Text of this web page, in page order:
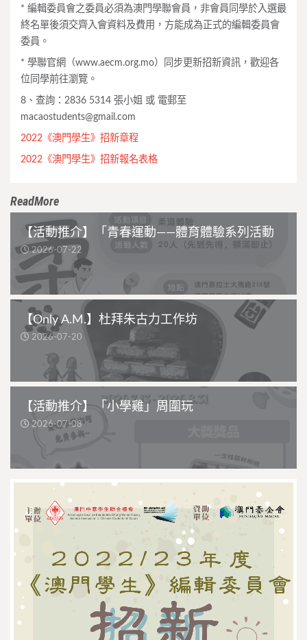
* 編輯委員會之委員必須為澳門學聯會員，非會員同學於入選最
終名單後須交齊入會資料及費用，方能成為正式的編輯委員會
委員。
* 學聯官網（www.aecm.org.mo）同步更新招新資訊，歡迎各
位同學前往瀏覽。
8、查詢：2836 5314 張小姐 或 電郵至
macaostudents@gmail.com
2022《澳門學生》招新章程
2022《澳門學生》招新報名表格
ReadMore
【活動推介】「青春運動——體育體驗系列活動
2026-07-22
【Only A.M.】杜拜朱古力工作坊
2026-07-20
【活動推介】「小學雞」周圍玩
2026-07-08